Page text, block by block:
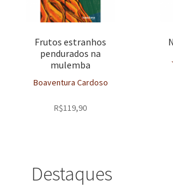
Frutos estranhos
pendurados na
mulemba
Boaventura Cardoso
R$119,90
Destaques